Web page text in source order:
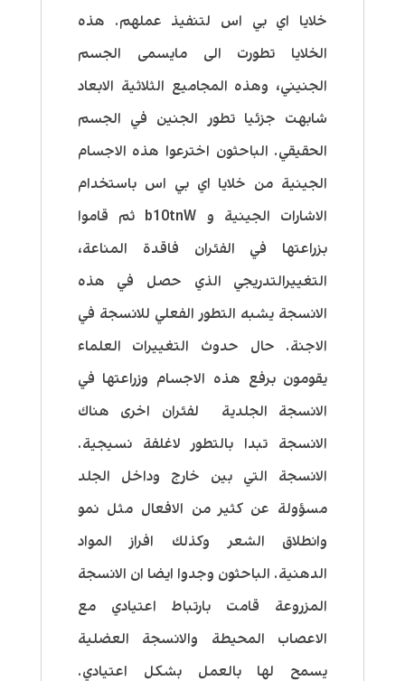
خلايا اي بي اس لتنفيذ عملهم. هذه
الخلايا تطورت الى مايسمى الجسم
الجنيني، وهذه المجاميع الثلاثية الابعاد
شابهت جزئيا تطور الجنين في الجسم
الحقيقي. الباحثون اخترعوا هذه الاجسام
الجينية من خلايا اي بي اس باستخدام
الاشارات الجينية و b10tnW ثم قاموا
بزراعتها في الفئران فاقدة المناعة،
التغييرالتدريجي الذي حصل في هذه
الانسجة يشبه التطور الفعلي للانسجة في
الاجنة. حال حدوث التغييرات العلماء
يقومون برفع هذه الاجسام وزراعتها في
الانسجة الجلدية لفئران اخرى هناك
الانسجة تبدا بالتطور لاغلفة نسيجية.
الانسجة التي بين خارج وداخل الجلد
مسؤولة عن كثير من الافعال مثل نمو
وانطلاق الشعر وكذلك افراز المواد
الدهنية. الباحثون وجدوا ايضا ان الانسجة
المزروعة قامت بارتباط اعتيادي مع
الاعصاب المحيطة والانسجة العضلية
يسمح لها بالعمل بشكل اعتيادي.